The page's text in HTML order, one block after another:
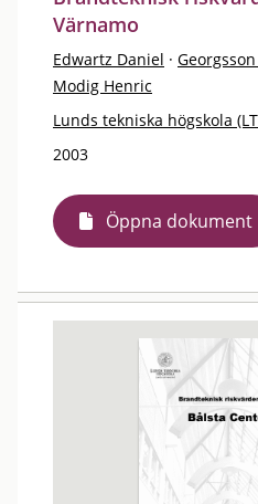
Värnamo
Edwartz Daniel ·
Modig Henric
Lunds tekniska högskola
2003
Öppna dokument